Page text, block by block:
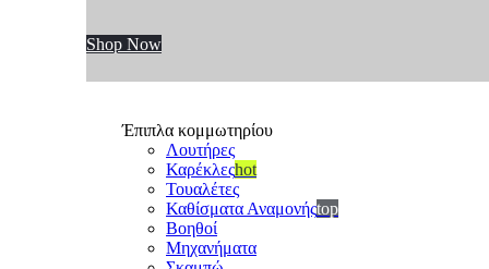
Shop Now
Έπιπλα κομμωτηρίου
Λουτήρες
Καρέκλεςhot
Τουαλέτες
Καθίσματα Αναμονήςtop
Βοηθοί
Μηχανήματα